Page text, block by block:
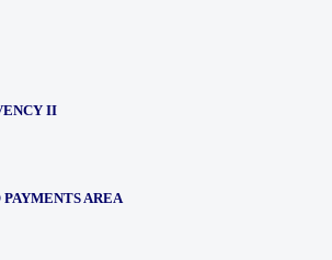
II
PAYMENTS AREA